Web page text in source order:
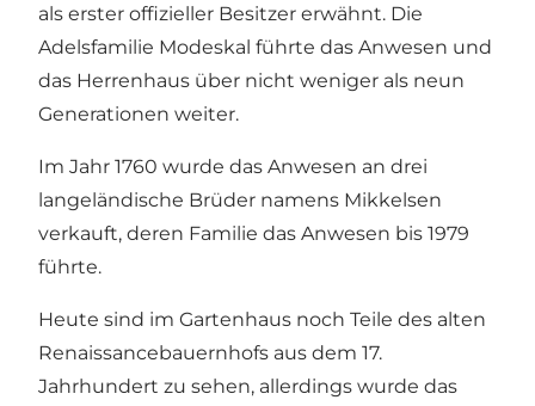
als erster offizieller Besitzer erwähnt. Die
Adelsfamilie Modeskal führte das Anwesen und
das Herrenhaus über nicht weniger als neun
Generationen weiter.
Im Jahr 1760 wurde das Anwesen an drei
langeländische Brüder namens Mikkelsen
verkauft, deren Familie das Anwesen bis 1979
führte.
Heute sind im Gartenhaus noch Teile des alten
Renaissancebauernhofs aus dem 17.
Jahrhundert zu sehen, allerdings wurde das